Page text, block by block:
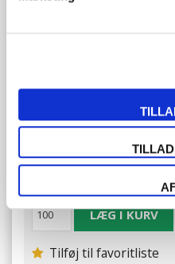
3,51 DKK
Pris ved 5000 stk
Tilføj til favoritliste